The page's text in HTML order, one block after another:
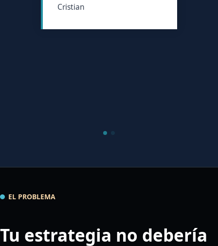
Cristian
EL PROBLEMA
Tu estrategia no debería